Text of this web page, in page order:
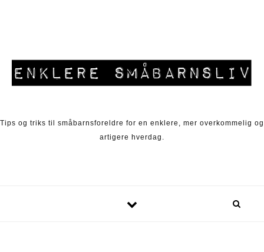
Tips og triks til småbarnsforeldre for en enklere, mer overkommelig og
artigere hverdag.